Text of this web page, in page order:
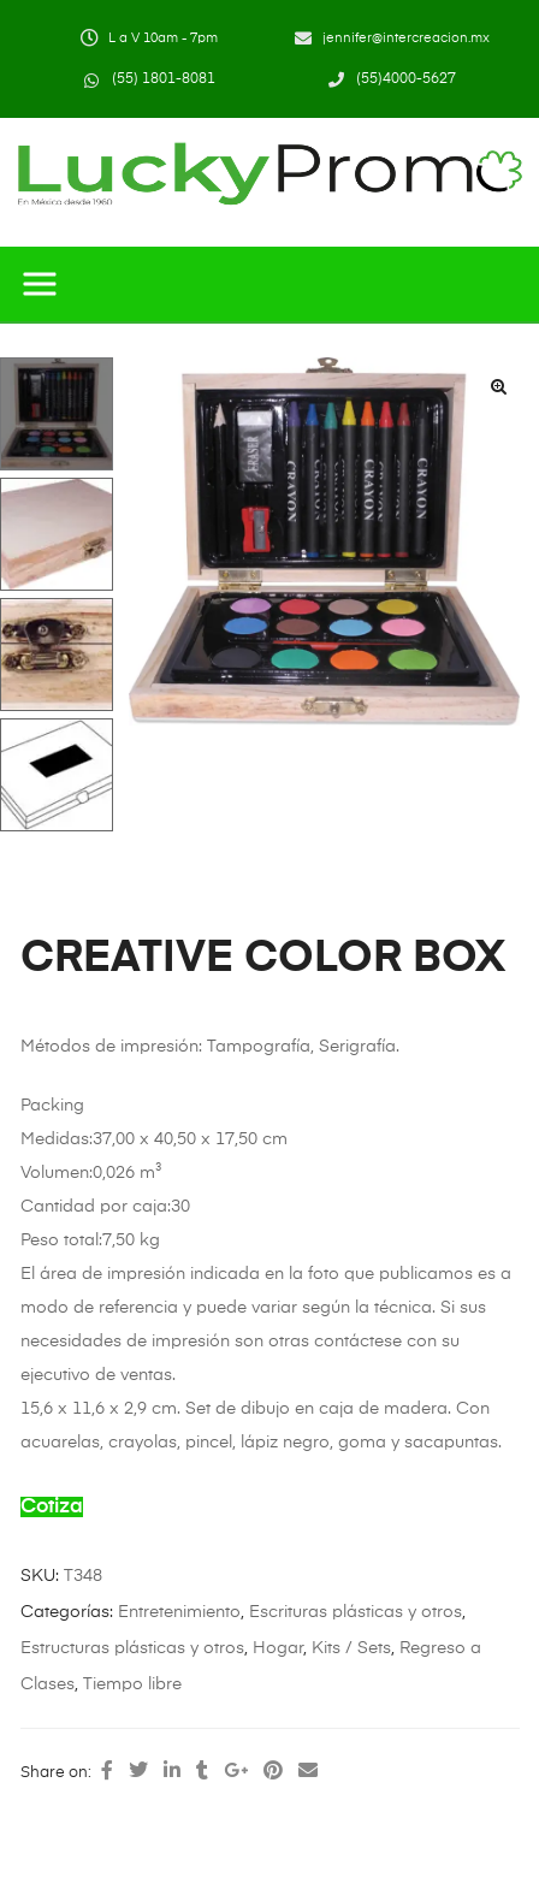
L a V 10am - 7pm jennifer@intercreacion.mx
(55) 1801-8081 (55)4000-5627
CREATIVE COLOR BOX
Métodos de impresión: Tampografía, Serigrafía.
Packing
Medidas:37,00 x 40,50 x 17,50 cm
Volumen:0,026 m³
Cantidad por caja:30
Peso total:7,50 kg
El área de impresión indicada en la foto que publicamos es a
modo de referencia y puede variar según la técnica. Si sus
necesidades de impresión son otras contáctese con su
ejecutivo de ventas.
15,6 x 11,6 x 2,9 cm. Set de dibujo en caja de madera. Con
acuarelas, crayolas, pincel, lápiz negro, goma y sacapuntas.
Cotiza
SKU: T348
Categorías: Entretenimiento Escrituras plásticas y otros,
Estructuras plásticas y otros, Hogar, Kits / Sets, Regreso a
Clases, Tiempo libre
Share on: